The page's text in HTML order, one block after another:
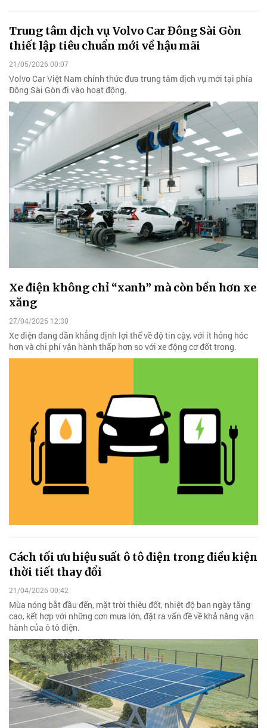
Trung tâm dịch vụ Volvo Car Đông Sài Gòn
thiết lập tiêu chuẩn mới về hậu mãi
21/05/2026 00:07
Volvo Car Việt Nam chính thức đưa trung tâm dịch vụ mới tại phía
Đông Sài Gòn đi vào hoạt động.
Xe điện không chỉ “xanh” mà còn bền hơn xe
xăng
27/04/2026 12:30
Xe điện đang dần khẳng định lợi thế về độ tin cậy, với ít hỏng hóc
hơn và chi phí vận hành thấp hơn so với xe động cơ đốt trong.
Cách tối ưu hiệu suất ô tô điện trong điều kiện
thời tiết thay đổi
21/04/2026 00:42
Mùa nóng bắt đầu đến, mặt trời thiêu đốt, nhiệt độ ban ngày tăng
cao, kết hợp với những cơn mưa lớn, đặt ra vấn đề về khả năng vận
hành của ô tô điện.